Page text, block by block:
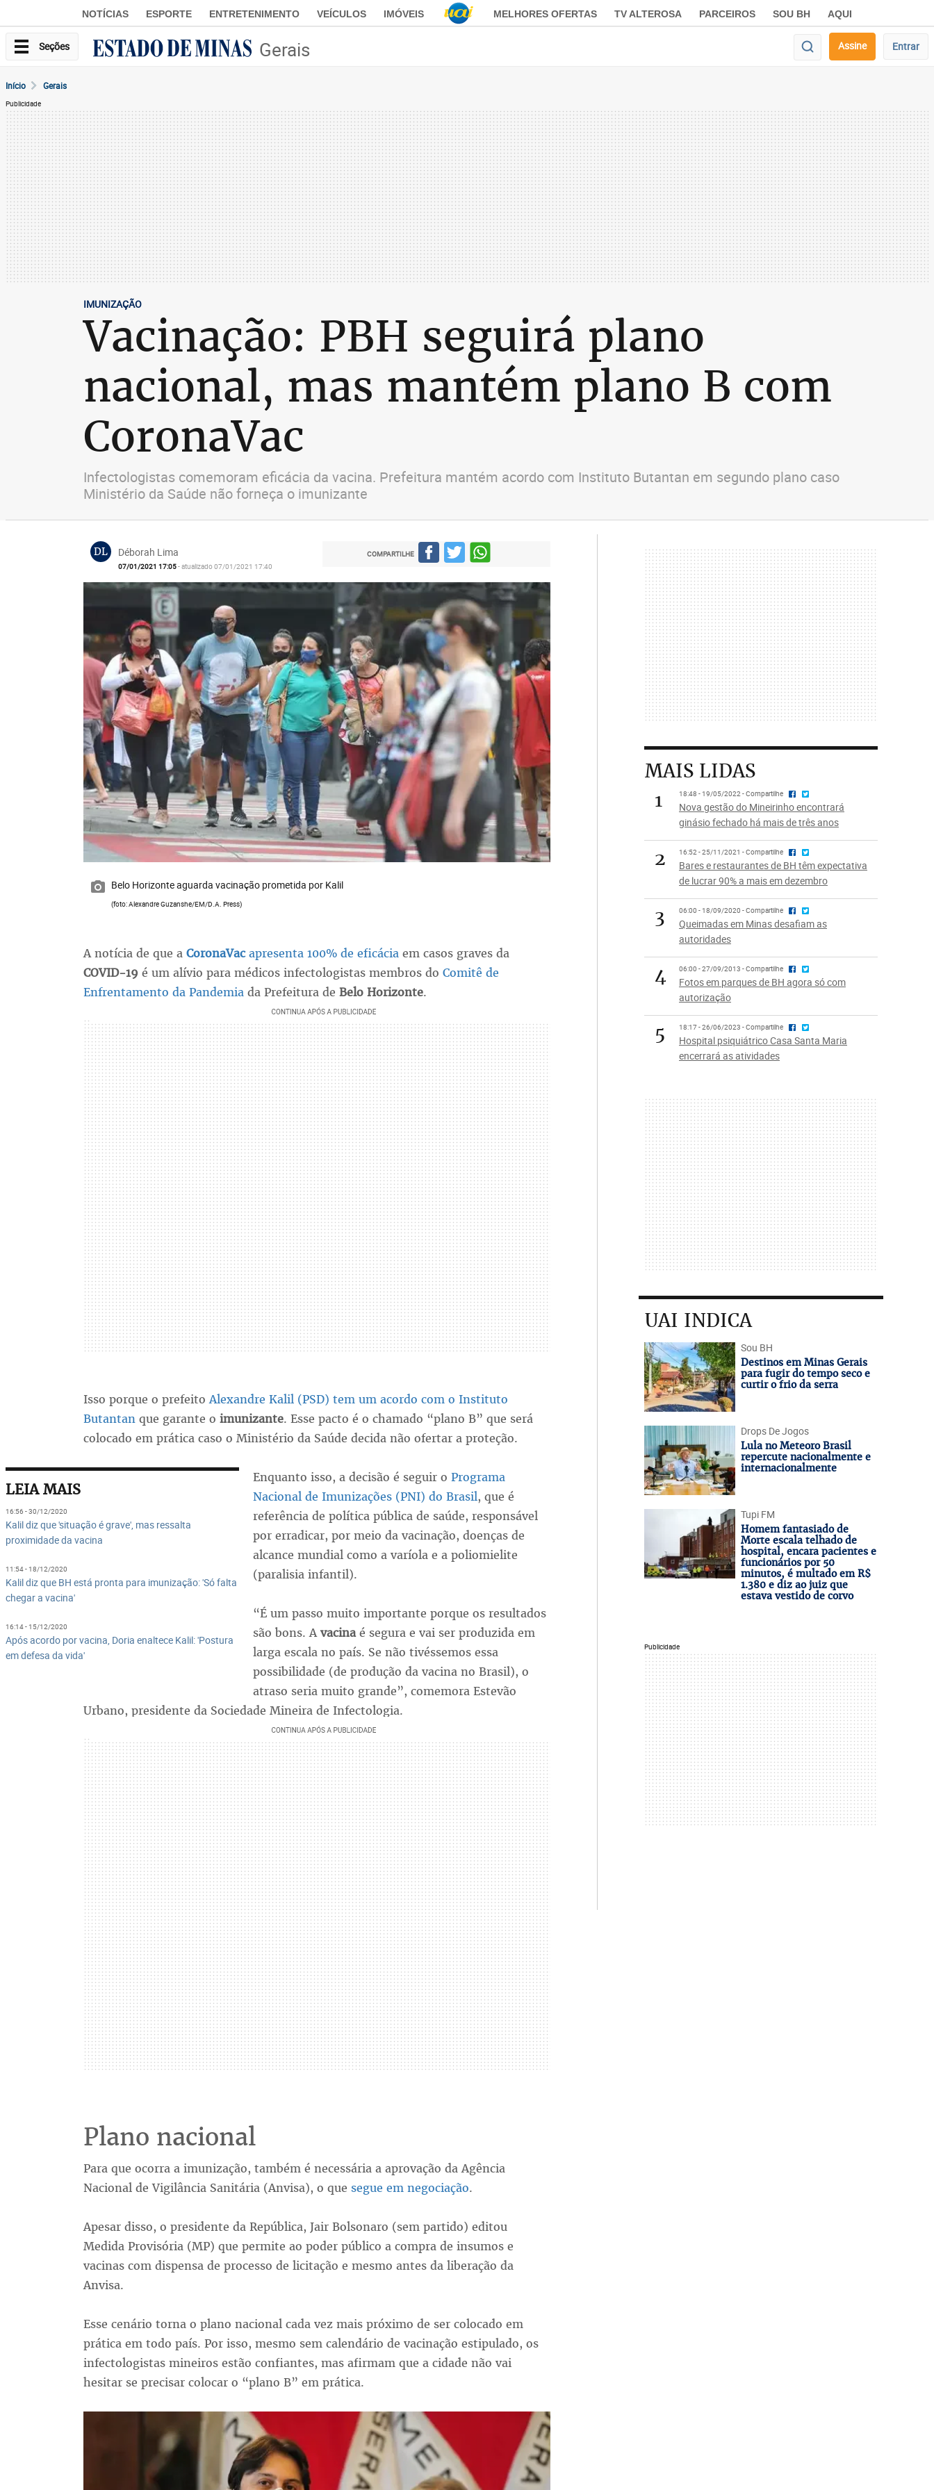
NOTÍCIAS ESPORTE ENTRETENIMENTO VEÍCULOS IMÓVEIS MELHORES OFERTAS TV ALTEROSA PARCEIROS SOU BH AQUI
Seções Gerais Assine Entrar
Início Gerais
Publicidade
IMUNIZAÇÃO
Vacinação: PBH seguirá plano
nacional, mas mantém plano B com
CoronaVac
Infectologistas comemoram eficácia da vacina. Prefeitura mantém acordo com Instituto Butantan em segundo plano caso
Ministério da Saúde não forneça o imunizante
DL Déborah Lima
07/01/2021 17:05- atualizado 07/01/2021 17:40
COMPARTILHE
Belo Horizonte aguarda vacinação prometida por Kalil
(foto: Alexandre Guzanshe/EM/D.A. Press)
A notícia de que a CoronaVacapresenta 100% de eficáciaem casos graves da
COVID-19 é um alívio para médicos infectologistas membros do Comitê de
Enfrentamento da Pandemiada Prefeitura de Belo Horizonte.
Isso porque o prefeitoAlexandre Kalil (PSD) tem um acordo com o Instituto
Butantanque garante o imunizante. Esse pacto é o chamado “plano B” que será
colocado em prática caso o Ministério da Saúde decida não ofertar a proteção.
LEIA MAIS
16:56 - 30/12/2020
Kalil diz que 'situação é grave', mas ressalta
proximidade da vacina
11:54 - 18/12/2020
Kalil diz que BH está pronta para imunização: 'Só falta
chegar a vacina'
16:14 - 15/12/2020
Após acordo por vacina, Doria enaltece Kalil: 'Postura
em defesa da vida'
Enquanto isso, a decisão é seguir o Programa
Nacional de Imunizações (PNI) do Brasil, que é
referência de política pública de saúde, responsável
por erradicar, por meio da vacinação, doenças de
alcance mundial como a varíola e a poliomielite
(paralisia infantil).
“É um passo muito importante porque os resultados
são bons. Avacinaé segura e vai ser produzida em
larga escala no país. Se não tivéssemos essa
possibilidade (de produção da vacina no Brasil), o
atraso seria muito grande”, comemora Estevão
Urbano, presidente da Sociedade Mineira de Infectologia.
Plano nacional
Para que ocorra a imunização, também é necessária a aprovação da Agência
Nacional de Vigilância Sanitária (Anvisa), o que segue em negociação.
Apesar disso, o presidente da República, Jair Bolsonaro (sem partido) editou
Medida Provisória (MP) que permite ao poder público a compra de insumos e
vacinas com dispensa de processo de licitação e mesmo antes da liberação da
Anvisa.
Esse cenário torna o plano nacional cada vez mais próximo de ser colocado em
prática em todo país. Por isso, mesmo sem calendário de vacinação estipulado, os
infectologistas mineiros estão confiantes, mas afirmam que a cidade não vai
hesitar se precisar colocar o “plano B” em prática.
MAIS LIDAS
1
18:48 - 19/05/2022 - Compartilhe
Nova gestão do Mineirinho encontrará
ginásio fechado há mais de três anos
2 16:52 - 25/11/2021 - Compartilhe
Bares e restaurantes de BH têm expectativa
de lucrar 90% a mais em dezembro
3 06:00 - 18/09/2020 - Compartilhe
Queimadas em Minas desafiam as
autoridades
4 06:00 - 27/09/2013 - Compartilhe
Fotos em parques de BH agora só com
autorização
5 18:17 - 26/06/2023 - Compartilhe
Hospital psiquiátrico Casa Santa Maria
encerrará as atividades
UAI INDICA
Sou BH
Destinos em Minas Gerais
para fugir do tempo seco e
curtir o frio da serra
Drops De Jogos
Lula no Meteoro Brasil
repercute nacionalmente e
internacionalmente
Tupi FM
Homem fantasiado de
Morte escala telhado de
hospital, encara pacientes e
funcionários por 50
minutos, é multado em R$
1.380 e diz ao juiz que
estava vestido de corvo
Publicidade